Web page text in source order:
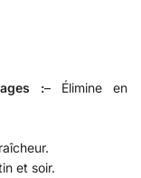
:– Élimine en
et soir.